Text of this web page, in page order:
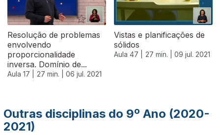
Resolução de problemas
envolvendo
proporcionalidade
inversa. Domínio de...
Aula 17 | 27 min. | 06 jul. 2021
Vistas e planificações de
sólidos
Aula 47 | 27 min. | 09 jul. 2021
Outras disciplinas do 9º Ano (2020-
2021)